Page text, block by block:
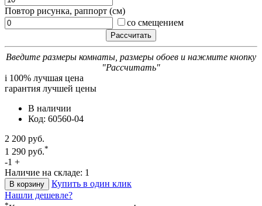
Повтор рисунка, раппорт (см)
со смещением
Введите размеры комнаты, размеры обоев и нажмите кнопку
"Рассчитать"
i 100% лучшая цена
гарантия лучшей цены
В наличии
Код: 60560-04
2 200 руб.
1 290 руб.*
-1 +
Наличие на складе: 1
В корзину
Купить в один клик
Нашли дешевле?